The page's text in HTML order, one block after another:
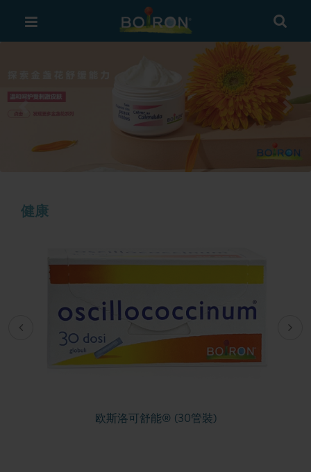
Previous Next
健康
欧斯洛可舒能® (30管裝)